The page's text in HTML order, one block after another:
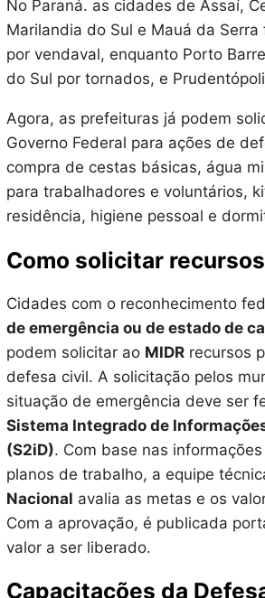
No Paraná. as cidades de Assaí,
Marilandia do Sul e Mauá da
por vendaval, enquanto Porto
do Sul por tornados, e
Agora, as prefeituras já podem
Governo Federal para ações de
compra de cestas básicas, água
para trabalhadores e voluntários,
residência, higiene pessoal e
Como solicitar recursos
Cidades com o reconhecimento
de emergência ou de estado de
podem solicitar ao MIDRrecursos
defesa civil. A solicitação pelos
situação de emergência deve ser
Sistema Integrado de
(S2iD). Com base nas
planos de trabalho, a equipe
Nacional avalia as metas e os
Com a aprovação, é publicada
valor a ser liberado.
Capacitações da